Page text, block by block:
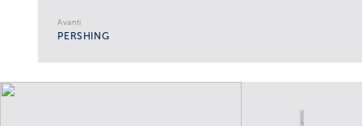
Avanti
PERSHING